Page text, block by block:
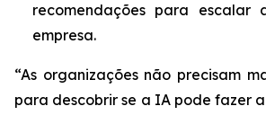
recomendações para
empresa.
“As organizações não precisam
para descobrir se a IA pode fazer